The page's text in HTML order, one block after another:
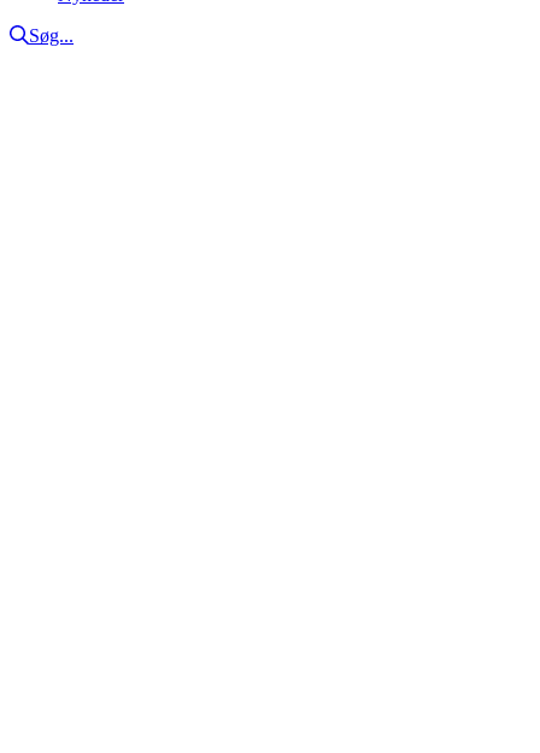
Søg...